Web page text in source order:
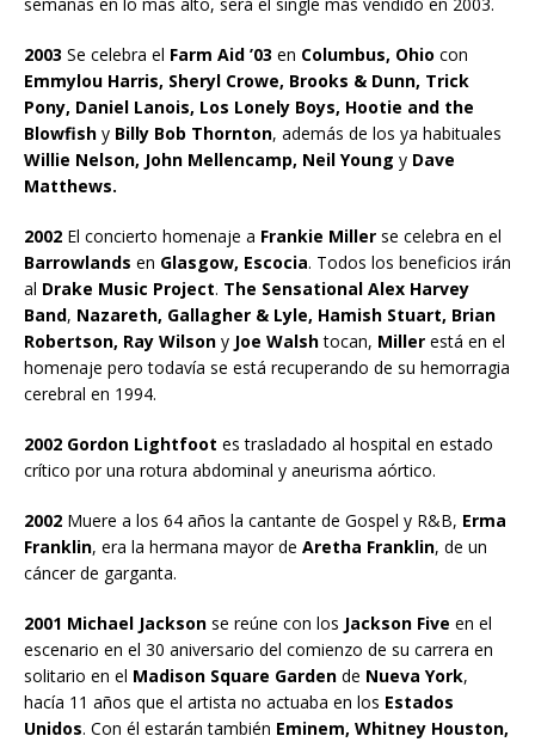
2003 Se celebra el Farm Aid ’03 en Columbus, Ohio con
Emmylou Harris, Sheryl Crowe, Brooks & Dunn, Trick
Pony, Daniel Lanois, Los Lonely Boys, Hootie and the
Blowfish y Billy Bob Thornton, además de los ya habituales
Willie Nelson, John Mellencamp, Neil Young y Dave
Matthews.
2002 El concierto homenaje a Frankie Miller se celebra en el
Barrowlands en Glasgow, Escocia. Todos los beneficios irán
al Drake Music Project. The Sensational Alex Harvey
Band, Nazareth, Gallagher & Lyle, Hamish Stuart, Brian
Robertson, Ray Wilson y Joe Walshtocan, Miller está en el
homenaje pero todavía se está recuperando de su hemorragia
cerebral en 1994.
2002 Gordon Lightfoot es trasladado al hospital en estado
crítico por una rotura abdominal y aneurisma aórtico.
2002 Muere a los 64 años la cantante de Gospel y R&B, Erma
Franklin, era la hermana mayor de Aretha Franklin, de un
cáncer de garganta.
2001 Michael Jackson se reúne con los Jackson Five en el
escenario en el 30 aniversario del comienzo de su carrera en
solitario en el Madison Square Garden de Nueva York,
hacía 11 años que el artista no actuaba en los Estados
Unidos. Con él estarán también Eminem, Whitney Houston,